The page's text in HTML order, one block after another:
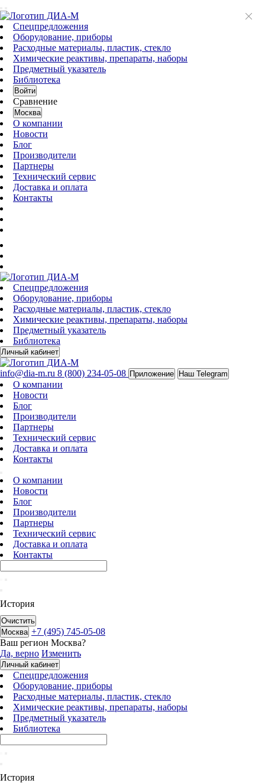
Спецпредложения
Оборудование, приборы
Расходные материалы, пластик, стекло
Химические реактивы, препараты, наборы
Предметный указатель
Библиотека
Войти
Сравнение
Москва
О компании
Новости
Блог
Производители
Партнеры
Технический сервис
Доставка и оплата
Контакты
Спецпредложения
Оборудование, приборы
Расходные материалы, пластик, стекло
Химические реактивы, препараты, наборы
Предметный указатель
Библиотека
Личный кабинет
info@dia-m.ru 8 (800) 234-05-08 Приложение Наш Telegram
О компании
Новости
Блог
Производители
Партнеры
Технический сервис
Доставка и оплата
Контакты
О компании
Новости
Блог
Производители
Партнеры
Технический сервис
Доставка и оплата
Контакты
История
Очистить
Москва +7 (495) 745-05-08
Ваш регион Москва?
Да, верно Изменить
Личный кабинет
Спецпредложения
Оборудование, приборы
Расходные материалы, пластик, стекло
Химические реактивы, препараты, наборы
Предметный указатель
Библиотека
История